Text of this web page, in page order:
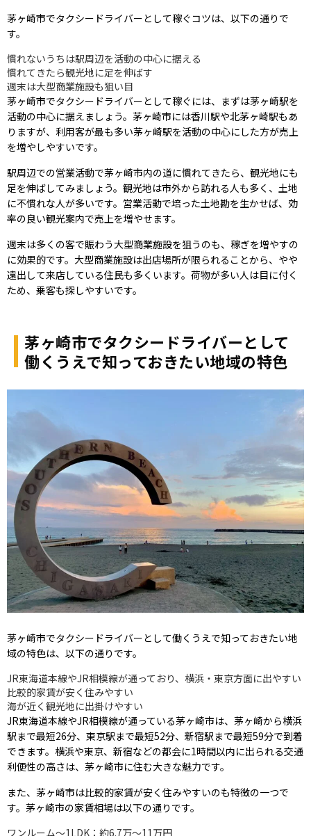
茅ヶ崎市でタクシードライバーとして稼ぐコツは、以下の通りで
す。
慣れないうちは駅周辺を活動の中心に据える
慣れてきたら観光地に足を伸ばす
週末は大型商業施設も狙い目
茅ヶ崎市でタクシードライバーとして稼ぐには、まずは茅ヶ崎駅を
活動の中心に据えましょう。茅ヶ崎市には香川駅や北茅ヶ崎駅もあ
りますが、利用客が最も多い茅ヶ崎駅を活動の中心にした方が売上
を増やしやすいです。
駅周辺での営業活動で茅ヶ崎市内の道に慣れてきたら、観光地にも
足を伸ばしてみましょう。観光地は市外から訪れる人も多く、土地
に不慣れな人が多いです。営業活動で培った土地勘を生かせば、効
率の良い観光案内で売上を増やせます。
週末は多くの客で賑わう大型商業施設を狙うのも、稼ぎを増やすの
に効果的です。大型商業施設は出店場所が限られることから、やや
遠出して来店している住民も多くいます。荷物が多い人は目に付く
ため、乗客も探しやすいです。
茅ヶ崎市でタクシードライバーとして
働くうえで知っておきたい地域の特色
茅ヶ崎市でタクシードライバーとして働くうえで知っておきたい地
域の特色は、以下の通りです。
JR東海道本線やJR相模線が通っており、横浜・東京方面に出やすい
比較的家賃が安く住みやすい
海が近く観光地に出掛けやすい
JR東海道本線やJR相模線が通っている茅ヶ崎市は、茅ヶ崎から横浜
駅まで最短26分、東京駅まで最短52分、新宿駅まで最短59分で到着
できます。横浜や東京、新宿などの都会に1時間以内に出られる交通
利便性の高さは、茅ヶ崎市に住む大きな魅力です。
また、茅ヶ崎市は比較的家賃が安く住みやすいのも特徴の一つで
す。茅ヶ崎市の家賃相場は以下の通りです。
ワンルーム～1LDK：約6.7万～11万円